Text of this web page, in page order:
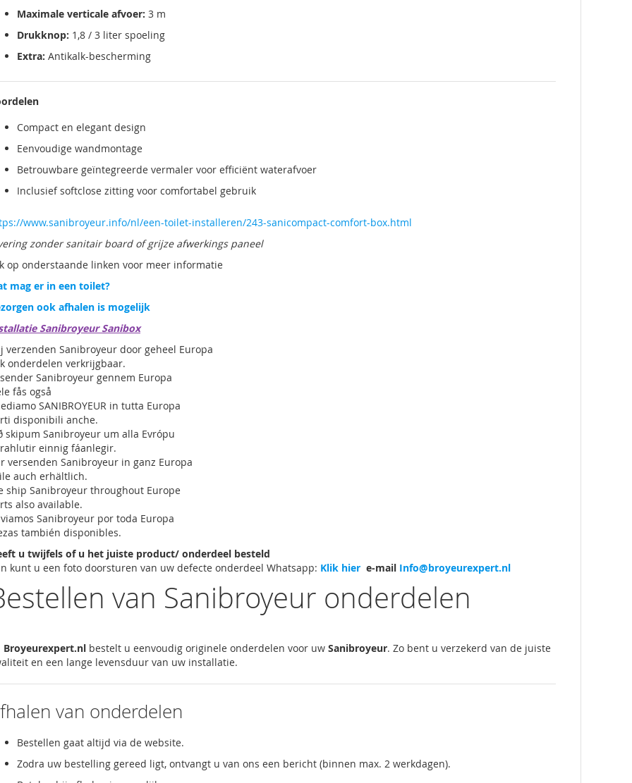
Maximale verticale afvoer: 3 m
Drukknop: 1,8 / 3 liter spoeling
Extra: Antikalk-bescherming
Compact en elegant design
Eenvoudige wandmontage
Betrouwbare geïntegreerde vermaler voor efficiënt waterafvoer
Inclusief softclose zitting voor comfortabel gebruik
www.sanibroyeur.info/nl/een-toilet-installeren/243-sanicompact-comfort-box.html
zonder sanitair board of grijze afwerkings paneel
op onderstaande linken voor meer informatie
mag er in een toilet?
ook afhalen is mogelijk
Sanibroyeur Sanibox
verzenden Sanibroyeur door geheel Europa
onderdelen verkrijgbaar.
Sanibroyeur gennem Europa
fås også
SANIBROYEUR in tutta Europa
disponibili anche.
skipum Sanibroyeur um alla Evrópu
einnig fáanlegir.
versenden Sanibroyeur in ganz Europa
auch erhältlich.
ship Sanibroyeur throughout Europe
also available.
Sanibroyeur por toda Europa
también disponibles.
u twijfels of u het juiste product/ onderdeel besteld
kunt u een foto doorsturen van uw defecte onderdeel Whatsapp: Klik hier e-mail Info@broyeurexpert.nl
van Sanibroyeur onderdelen
Broyeurexpert.nl bestelt u eenvoudig originele onderdelen voor uw Sanibroyeur. Zo bent u verzekerd van de juiste
en een lange levensduur van uw installatie.
van onderdelen
Bestellen gaat altijd via de website.
Zodra uw bestelling gereed ligt, ontvangt u van ons een bericht (binnen max. 2 werkdagen).